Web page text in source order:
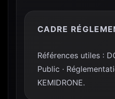
CADRE
Références utiles :
Public ·
KEMIDRONE.